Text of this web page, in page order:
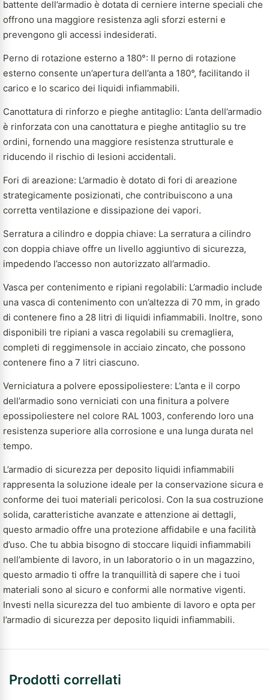
battente dell’armadio è dotata di cerniere interne speciali che
offrono una maggiore resistenza agli sforzi esterni e
prevengono gli accessi indesiderati.
Perno di rotazione esterno a 180°: Il perno di rotazione
esterno consente un’apertura dell’anta a 180°, facilitando il
carico e lo scarico dei liquidi infiammabili.
Canottatura di rinforzo e pieghe antitaglio: L’anta dell’armadio
è rinforzata con una canottatura e pieghe antitaglio su tre
ordini, fornendo una maggiore resistenza strutturale e
riducendo il rischio di lesioni accidentali.
Fori di areazione: L’armadio è dotato di fori di areazione
strategicamente posizionati, che contribuiscono a una
corretta ventilazione e dissipazione dei vapori.
Serratura a cilindro e doppia chiave: La serratura a cilindro
con doppia chiave offre un livello aggiuntivo di sicurezza,
impedendo l’accesso non autorizzato all’armadio.
Vasca per contenimento e ripiani regolabili: L’armadio include
una vasca di contenimento con un’altezza di 70 mm, in grado
di contenere fino a 28 litri di liquidi infiammabili. Inoltre, sono
disponibili tre ripiani a vasca regolabili su cremagliera,
completi di reggimensole in acciaio zincato, che possono
contenere fino a 7 litri ciascuno.
Verniciatura a polvere epossipoliestere: L’anta e il corpo
dell’armadio sono verniciati con una finitura a polvere
epossipoliestere nel colore RAL 1003, conferendo loro una
resistenza superiore alla corrosione e una lunga durata nel
tempo.
L’armadio di sicurezza per deposito liquidi infiammabili
rappresenta la soluzione ideale per la conservazione sicura e
conforme dei tuoi materiali pericolosi. Con la sua costruzione
solida, caratteristiche avanzate e attenzione ai dettagli,
questo armadio offre una protezione affidabile e una facilità
d’uso. Che tu abbia bisogno di stoccare liquidi infiammabili
nell’ambiente di lavoro, in un laboratorio o in un magazzino,
questo armadio ti offre la tranquillità di sapere che i tuoi
materiali sono al sicuro e conformi alle normative vigenti.
Investi nella sicurezza del tuo ambiente di lavoro e opta per
l’armadio di sicurezza per deposito liquidi infiammabili.
Prodotti correllati